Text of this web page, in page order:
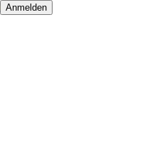
Anmelden